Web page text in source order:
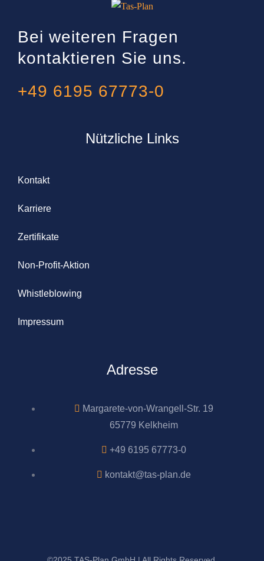
Bei weiteren Fragen
kontaktieren Sie uns.
+49 6195 67773-0
Nützliche Links
Kontakt
Karriere
Zertifikate
Non-Profit-Aktion
Whistleblowing
Impressum
Adresse
Margarete-von-Wrangell-Str. 19
65779 Kelkheim
+49 6195 67773-0
kontakt@tas-plan.de